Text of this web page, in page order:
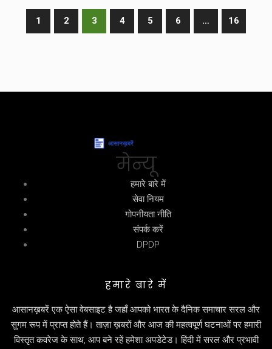
1 2 3 4 5 6 … 16
मेन्यू
हमारे बारे में
सेवा नियम
गोपनीयता नीति
संपर्क करें
DPDP
हमारे बारे में
आसानख़बरें एक ऐसा वेबसाइट है जहाँ आपको भारत के दैनिक समाचार सरल और
सुगम रूप में प्राप्त होते हैं। ताज़ा ख़बरों और आज की महत्वपूर्ण घटनाओं पर हमारी
विस्तृत कवरेज के साथ, आप बने रहें हमेशा अपडेटेड। हिंदी में सरल और प्रभावी